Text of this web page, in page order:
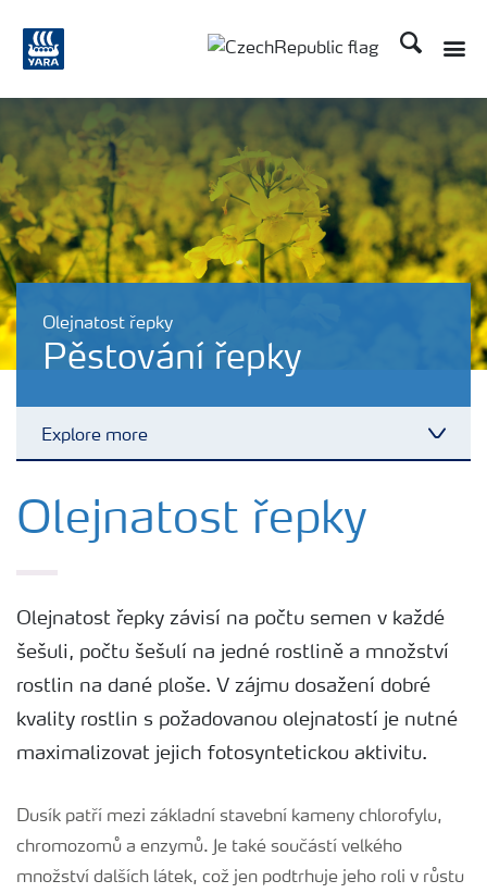
Hledat
Olejnatost řepky
Pěstování řepky
Explore more
Plány výživy
Bezpečnost hnojiv
Yara email klub
Olejnatost řepky
Olejnatost řepky závisí na počtu semen v každé
šešuli, počtu šešulí na jedné rostlině a množství
rostlin na dané ploše. V zájmu dosažení dobré
kvality rostlin s požadovanou olejnatostí je nutné
maximalizovat jejich fotosyntetickou aktivitu.
Dusík patří mezi základní stavební kameny chlorofylu,
chromozomů a enzymů. Je také součástí velkého
množství dalších látek, což jen podtrhuje jeho roli v růstu